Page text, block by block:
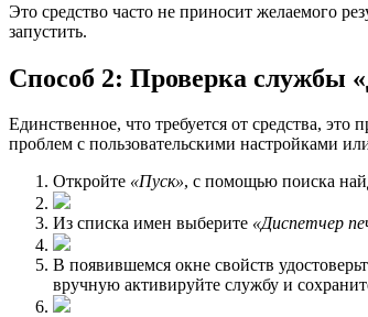
Это cредство часто не приносит желаемого
запустить.
Способ 2: Проверка службы
Единственное, что требуется от средства,
проблем с пользовательскими настройками
Откройте «Пуск», с помощью поиска
Из списка имен выберите «Диспетчер
В появившемся окне свойств
вручную активируйте службу и